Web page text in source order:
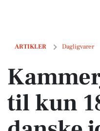
ARTIKLER Dagligvarer
Kammerjunkere til kun
til kun